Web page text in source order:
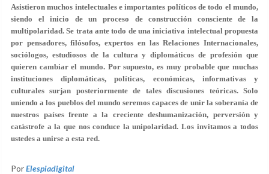
Asistieron muchos intelectuales e importantes políticos de todo el mundo,
siendo el inicio de un proceso de construcción consciente de la
multipolaridad. Se trata ante todo de una iniciativa intelectual propuesta
por pensadores, filósofos, expertos en las Relaciones Internacionales,
sociólogos, estudiosos de la cultura y diplomáticos de profesión que
quieren cambiar el mundo. Por supuesto, es muy probable que muchas
instituciones diplomáticas, políticas, económicas, informativas y
culturales surjan posteriormente de tales discusiones teóricas. Solo
uniendo a los pueblos del mundo seremos capaces de unir la soberanía de
nuestros países frente a la creciente deshumanización, perversión y
catástrofe a la que nos conduce la unipolaridad. Los invitamos a todos
ustedes a unirse a esta red.
PorElespiadigital